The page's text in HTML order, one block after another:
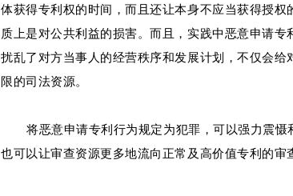
体获得专利权的时间，而且还让本身不应当获得授
质上是对公共利益的损害。而且，实践中恶意申请
扰乱了对方当事人的经营秩序和发展计划，不仅会
限的司法资源。
将恶意申请专利行为规定为犯罪，可以强力震
也可以让审查资源更多地流向正常及高价值专利的